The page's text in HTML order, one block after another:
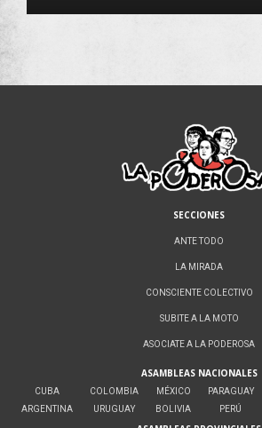
SECCIONES
ANTE TODO
LA MIRADA
CONSCIENTE COLECTIVO
SUBITE A LA MOTO
ASOCIATE A LA PODEROSA
ASAMBLEAS NACIONALES
CUBA
ARGENTINA
COLOMBIA
URUGUAY
MÉXICO
BOLIVIA
PARAGUAY
PERÚ